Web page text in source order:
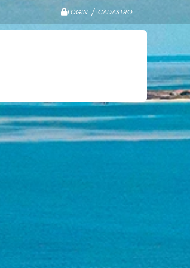
LOGIN / CADASTRO